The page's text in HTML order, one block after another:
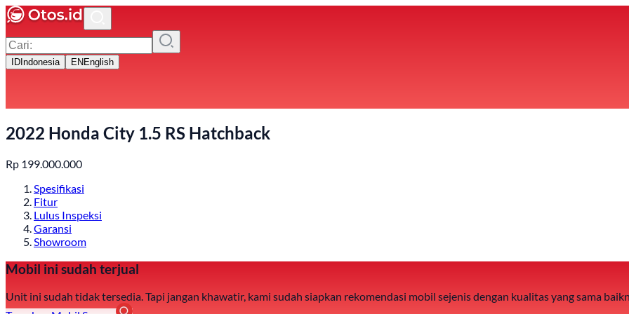
ID Indonesia EN English
2022 Honda City 1.5 RS Hatchback
Rp 199.000.000
Spesifikasi
Fitur
Lulus Inspeksi
Garansi
Showroom
Mobil ini sudah terjual
Unit ini sudah tidak tersedia. Tapi jangan khawatir, kami sudah siapkan rekomendasi mobil sejenis dengan kualitas yang sama